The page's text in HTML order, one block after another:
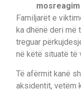
mosreagim
Familjarët e
ka dhënë deri më
treguar
në këtë situatë të
Të afërmit kanë
aksidentit, vetëm